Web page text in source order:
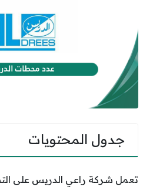
جدول المحتويات
تعمل شركة راعي الدريس على